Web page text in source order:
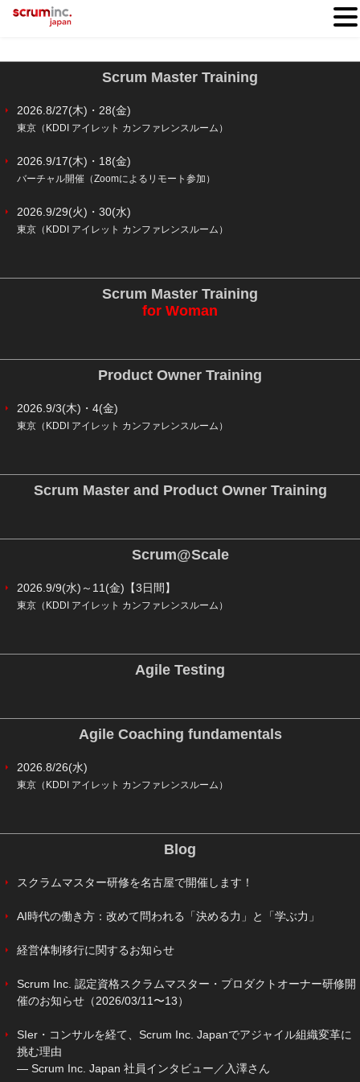
Scrum Master Training
2026.8/27(木)・28(金)
東京（KDDI アイレット カンファレンスルーム）
2026.9/17(木)・18(金)
バーチャル開催（Zoomによるリモート参加）
2026.9/29(火)・30(水)
東京（KDDI アイレット カンファレンスルーム）
Scrum Master Training
for Woman
Product Owner Training
2026.9/3(木)・4(金)
東京（KDDI アイレット カンファレンスルーム）
Scrum Master and Product Owner Training
Scrum@Scale
2026.9/9(水)～11(金)【3日間】
東京（KDDI アイレット カンファレンスルーム）
Agile Testing
Agile Coaching fundamentals
2026.8/26(水)
東京（KDDI アイレット カンファレンスルーム）
Blog
スクラムマスター研修を名古屋で開催します！
AI時代の働き方：改めて問われる「決める力」と「学ぶ力」
経営体制移行に関するお知らせ
Scrum Inc. 認定資格スクラムマスター・プロダクトオーナー研修開
催のお知らせ（2026/03/11〜13）
SIer・コンサルを経て、Scrum Inc. Japanでアジャイル組織変革に
挑む理由
― Scrum Inc. Japan 社員インタビュー／入澤さん